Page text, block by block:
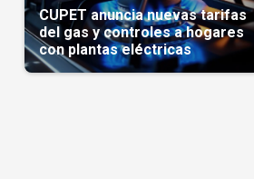
CUPET anuncia nuevas tarifas
del gas y controles a hogares
con plantas eléctricas